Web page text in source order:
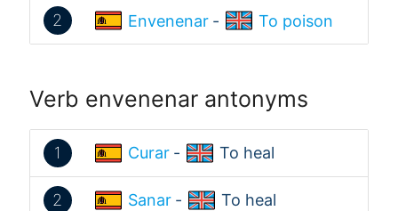
2 Envenenar - To poison
Verb envenenar antonyms
1 Curar - To heal
2 Sanar - To heal